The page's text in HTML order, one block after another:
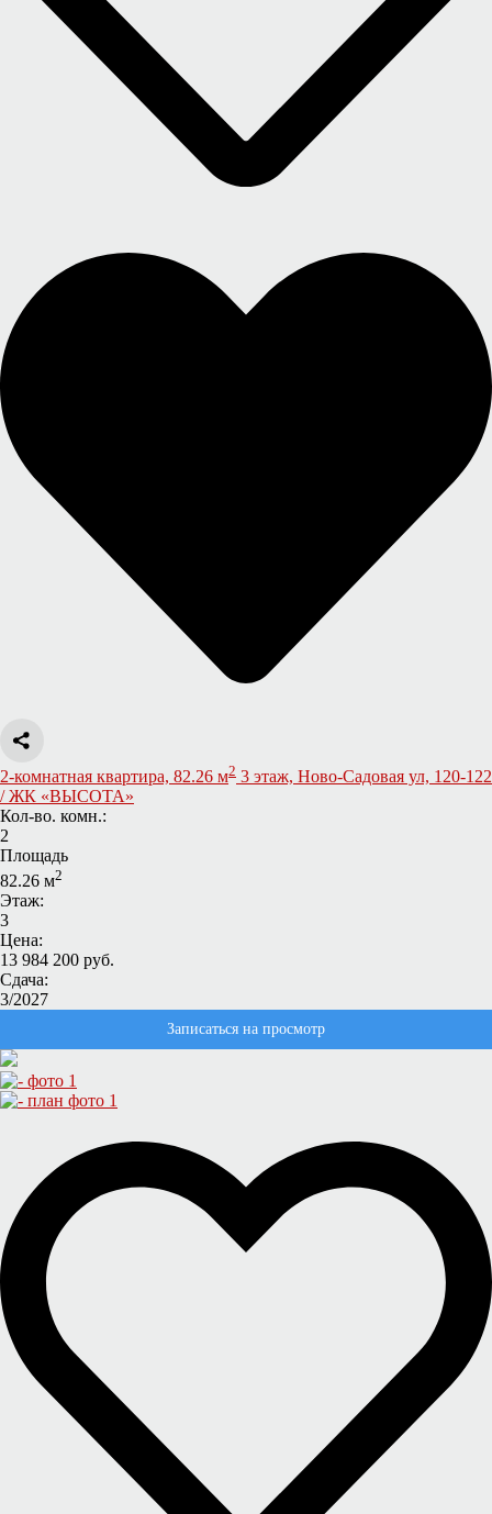
2-комнатная квартира, 82.26 м2 3 этаж, Ново-Садовая ул, 120-122
/ ЖК «ВЫСОТА»
Кол-во. комн.:
2
Площадь
82.26 м2
Этаж:
3
Цена:
13 984 200 руб.
Сдача:
3/2027
Записаться на просмотр